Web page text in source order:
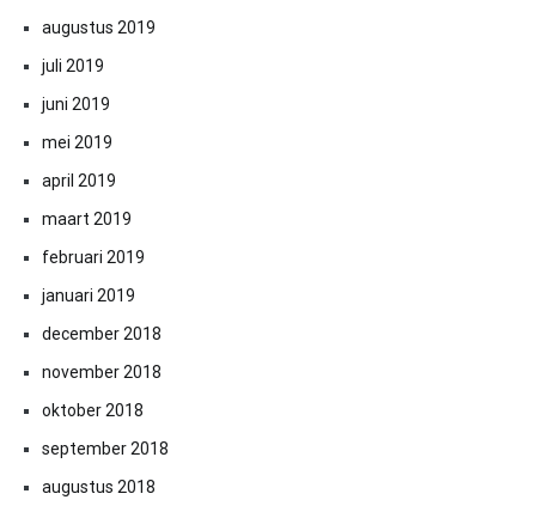
augustus 2019
juli 2019
juni 2019
mei 2019
april 2019
maart 2019
februari 2019
januari 2019
december 2018
november 2018
oktober 2018
september 2018
augustus 2018